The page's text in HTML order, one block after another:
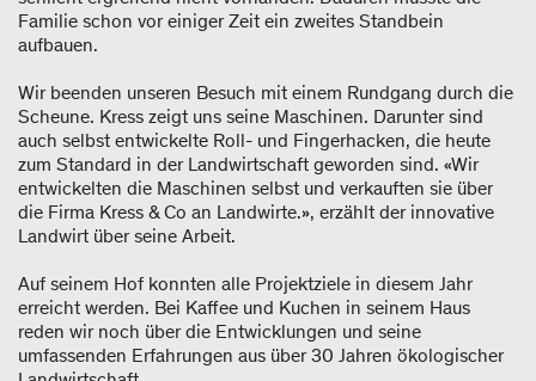
Familie schon vor einiger Zeit ein zweites Standbein
aufbauen.
Wir beenden unseren Besuch mit einem Rundgang durch die
Scheune. Kress zeigt uns seine Maschinen. Darunter sind
auch selbst entwickelte Roll- und Fingerhacken, die heute
zum Standard in der Landwirtschaft geworden sind. «Wir
entwickelten die Maschinen selbst und verkauften sie über
die Firma Kress & Co an Landwirte.», erzählt der innovative
Landwirt über seine Arbeit.
Auf seinem Hof konnten alle Projektziele in diesem Jahr
erreicht werden. Bei Kaffee und Kuchen in seinem Haus
reden wir noch über die Entwicklungen und seine
umfassenden Erfahrungen aus über 30 Jahren ökologischer